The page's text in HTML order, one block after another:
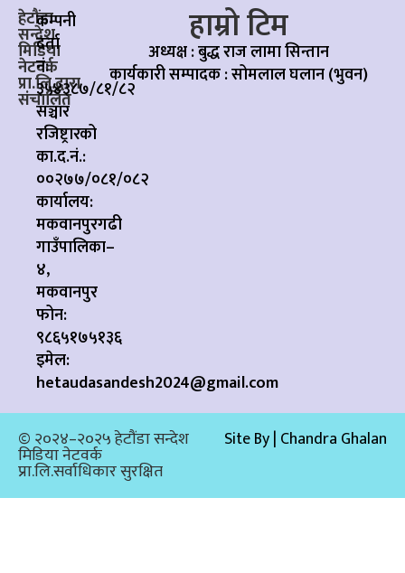
हेटौंडा
सन्देश
मिडिया
नेटवर्क
प्रा.लि.द्वारा
संचालित
कम्पनी
दर्ता
नं:
३५४३८७/८१/८२
सञ्चार
रजिष्ट्रारको
का.द.नं.:
००२७७/०८१/०८२
कार्यालय:
मकवानपुरगढी
गाउँपालिका–
४,
मकवानपुर
फोन:
९८६५१७५१३६
इमेल:
hetaudasandesh2024@gmail.com
हाम्रो टिम
अध्यक्ष : बुद्ध राज लामा सिन्तान
कार्यकारी सम्पादक :सोमलाल घलान (भुवन)
© २०२४–२०२५ हेटौंडा सन्देश
मिडिया नेटवर्क
प्रा.लि.सर्वाधिकार सुरक्षित​
Site By | Chandra Ghalan